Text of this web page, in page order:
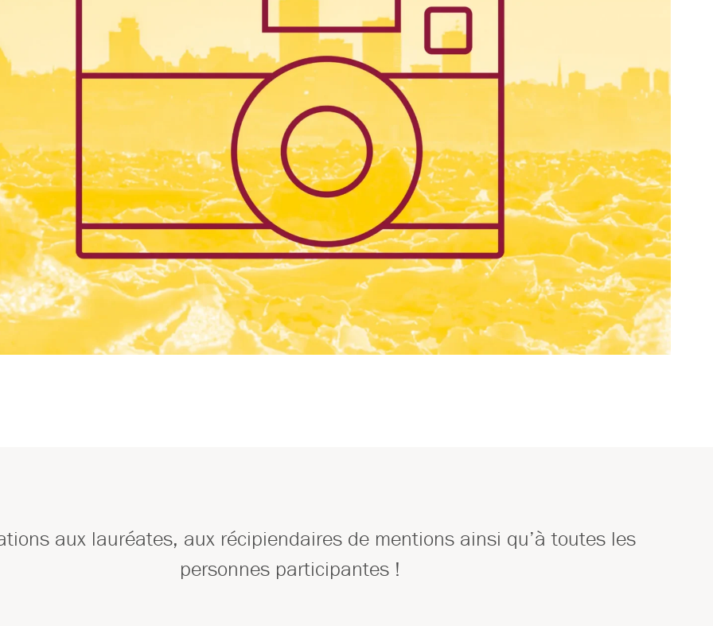
aux lauréates, aux récipiendaires de mentions ainsi qu’à toutes les
personnes participantes !